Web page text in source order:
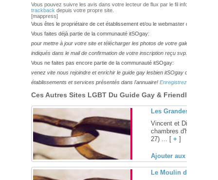
Vous pouvez suivre les avis dans votre lecteur de flux par le fil info
trackback depuis votre propre site.
[mappress]
Vous êtes le propriétaire de cet établissement et/ou le webmaster de ce site?
Vous faites déjà partie de la communauté itSOgay:
pour mettre à jour votre site et télécharger les photos de votre galerie,
indiqués dans le mail de confirmation de votre inscription reçu svp.
Vous ne faites pas encore partie de la communauté itSOgay:
venez vite nous rejoindre et enrichir le guide gay lesbien itSOgay de vos
établissements et services présentés dans l'annuaire! Enregistrez-vous ici!
Ces Autres Sites LGBT Du Guide Gay & Friendly
Les Grandes
Vincent et Diégo se
chambres d'hôtes ou
27) ... [ + ]
Ajouter aux favoris
Le Moulin des